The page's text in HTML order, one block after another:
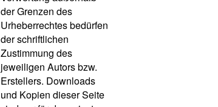
der Grenzen des
Urheberrechtes bedürfen
der schriftlichen
Zustimmung des
jeweiligen Autors bzw.
Erstellers. Downloads
und Kopien dieser Seite